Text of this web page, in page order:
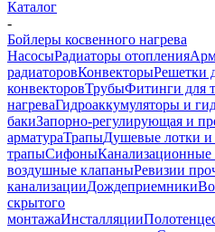
Каталог
-
Бойлеры косвенного нагрева
НасосыРадиаторы отопления
радиаторовКонвекторыРешетки
конвекторовТрубыФитинги для
нагреваГидроаккумуляторы и
бакиЗапорно-регулирующая и
арматураТрапыДушевые лотки
трапыСифоныКанализационные
воздушные клапаныРевизии
канализацииДождеприемники
скрытого
монтажаИнсталляции